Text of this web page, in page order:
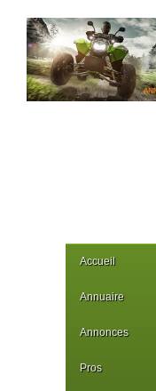
Accueil
Annuaire
Annonces
Pros